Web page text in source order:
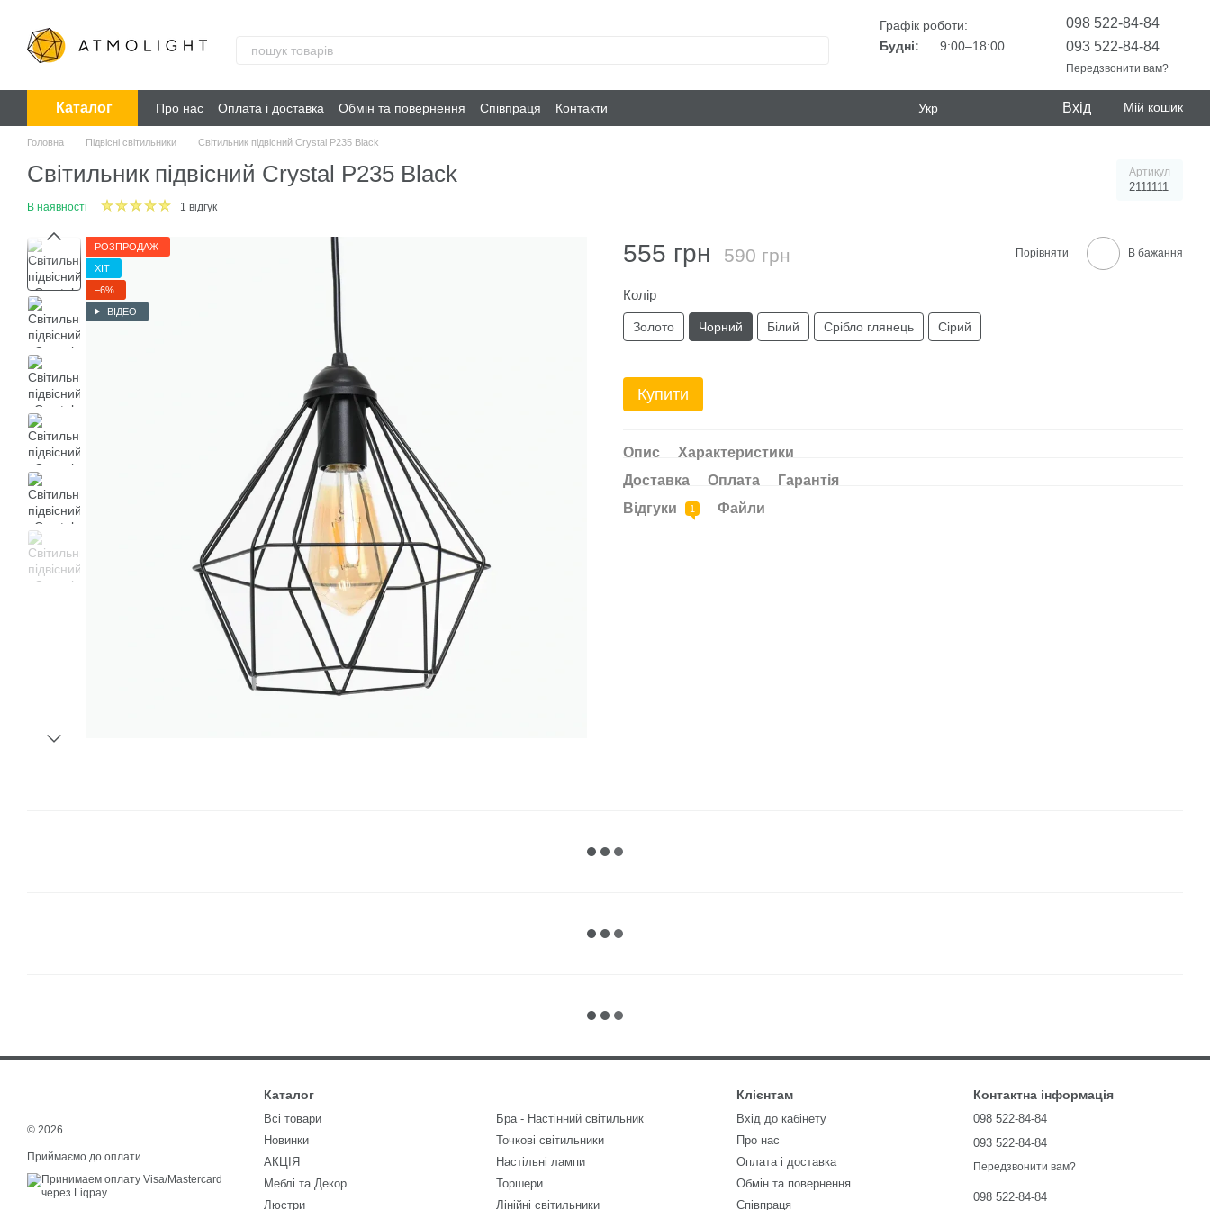
Графік роботи:
Будні:
9:00–18:00
098 522-84-84
093 522-84-84
Передзвонити вам?
Каталог Про нас Оплата і доставка Обмін та повернення Співпраця Контакти Укр Вхід Мій кошик
Головна Підвісні світильники Світильник підвісний Crystal P235 Black
Світильник підвісний Crystal P235 Black Артикул
2111111
В наявності 1 відгук
РОЗПРОДАЖ
ХІТ
−6%
ВІДЕО
555 грн 590 грн Порівняти В бажання
Колір
Золото Чорний Білий Срібло глянець Сірий
Купити
Опис
Характеристики
Доставка
Оплата
Гарантія
Відгуки
1 Файли
© 2026
Приймаємо до оплати
Каталог
Всі товари
Новинки
АКЦІЯ
Меблі та Декор
Люстри
Бра - Настінний світильник
Точкові світильники
Настільні лампи
Торшери
Лінійні світильники
Клієнтам
Вхід до кабінету
Про нас
Оплата і доставка
Обмін та повернення
Співпраця
Контактна інформація
098 522-84-84
093 522-84-84
Передзвонити вам?
098 522-84-84